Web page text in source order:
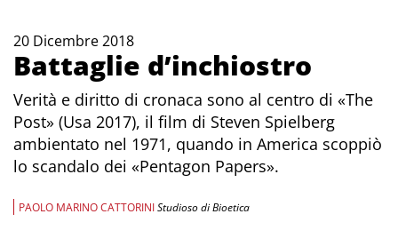
20 Dicembre 2018
Battaglie d’inchiostro
Verità e diritto di cronaca sono al centro di «The
Post» (Usa 2017), il film di Steven Spielberg
ambientato nel 1971, quando in America scoppiò
lo scandalo dei «Pentagon Papers».
PAOLO MARINO CATTORINIStudioso di Bioetica